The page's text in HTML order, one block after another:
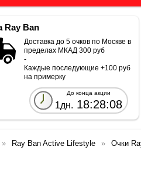
Ray Ban
Доставка до 5 очков по Москве в
пределах МКАД 300 руб
-
Каждые последующие +100 руб
на примерку
До конца акции
1дн. 18:28:07
Ray Ban Active Lifestyle Очки